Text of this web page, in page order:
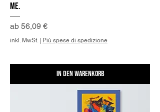
me.
ab 56,09 €
Sale-Preis
inkl. MwSt. | Più spese di spedizione
In den Warenkorb